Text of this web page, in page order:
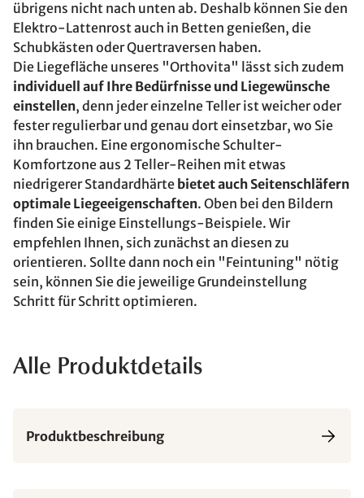
übrigens nicht nach unten ab. Deshalb können Sie den
Elektro-Lattenrost auch in Betten genießen, die
Schubkästen oder Quertraversen haben.
Die Liegefläche unseres "Orthovita" lässt sich zudem
individuell auf Ihre Bedürfnisse und Liegewünsche
einstellen, denn jeder einzelne Teller ist weicher oder
fester regulierbar und genau dort einsetzbar, wo Sie
ihn brauchen. Eine ergonomische Schulter-
Komfortzone aus 2 Teller-Reihen mit etwas
niedrigerer Standardhärte bietet auch Seitenschläfern
optimale Liegeeigenschaften. Oben bei den Bildern
finden Sie einige Einstellungs-Beispiele. Wir
empfehlen Ihnen, sich zunächst an diesen zu
orientieren. Sollte dann noch ein "Feintuning" nötig
sein, können Sie die jeweilige Grundeinstellung
Schritt für Schritt optimieren.
Alle Produktdetails
Produktbeschreibung